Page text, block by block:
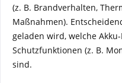
(z. B. Brandverhalten,
Maßnahmen).
geladen wird, welche
Schutzfunktionen (z. B.
sind.